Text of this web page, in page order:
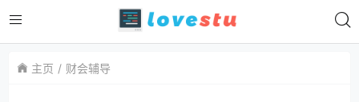
主页 财会辅导